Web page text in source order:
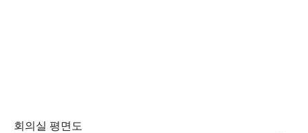
회의실 평면도